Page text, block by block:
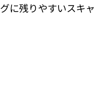
に残りやすいスキャ